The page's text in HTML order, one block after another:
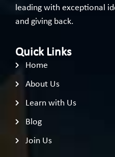
leading with exceptional
and giving back.
Quick Links
Home
About Us
Learn with Us
Blog
Join Us